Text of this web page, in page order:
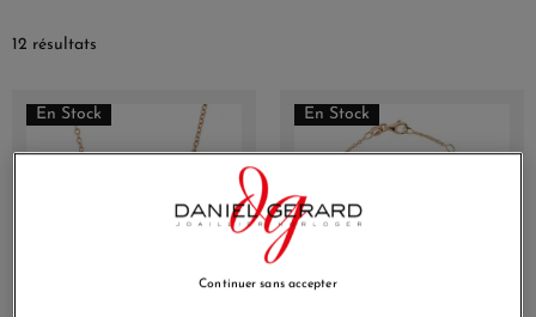
12 résultats
En Stock En Stock
Continuer sans accepter